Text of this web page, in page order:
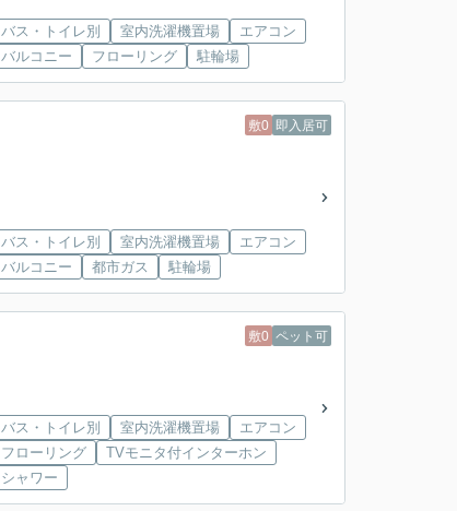
バス・トイレ別 室内洗濯機置場
エアコン
バルコニー
フローリング 駐輪場
敷0 即入居可
バス・トイレ別 室内洗濯機置場
エアコン
バルコニー
都市ガス 駐輪場
敷0 ペット可
バス・トイレ別 室内洗濯機置場
エアコン
フローリング
TVモニタ付インターホン
シャワー